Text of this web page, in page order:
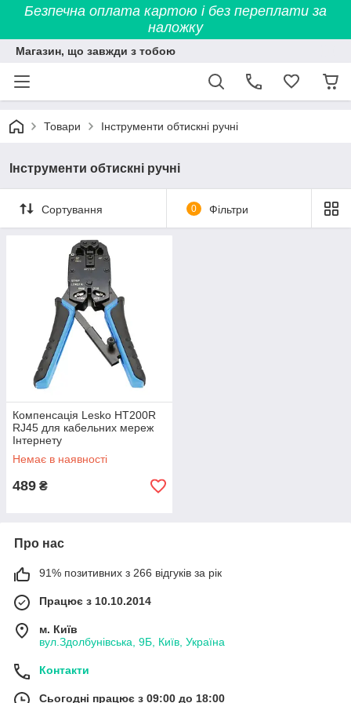
Безпечна оплата картою і без переплати за
наложку
Магазин, що завжди з тобою
Товари Інструменти обтискні ручні
Інструменти обтискні ручні
Сортування 0 Фільтри
Компенсація Lesko HT200R
RJ45 для кабельних мереж
Інтернету
Немає в наявності
489 ₴
Про нас
91% позитивних з 266 відгуків за рік
Працює з 10.10.2014
м. Київ
вул.Здолбунівська, 9Б, Київ, Україна
Контакти
Сьогодні працює з 09:00 до 18:00